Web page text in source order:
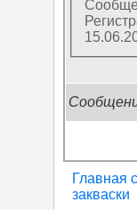
Главная
закваски